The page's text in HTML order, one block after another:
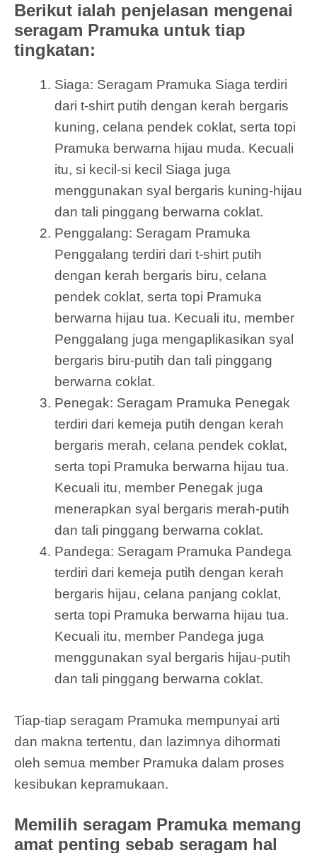
Berikut ialah penjelasan mengenai
seragam Pramuka untuk tiap
tingkatan:
Siaga: Seragam Pramuka Siaga terdiri
dari t-shirt putih dengan kerah bergaris
kuning, celana pendek coklat, serta topi
Pramuka berwarna hijau muda. Kecuali
itu, si kecil-si kecil Siaga juga
menggunakan syal bergaris kuning-hijau
dan tali pinggang berwarna coklat.
Penggalang: Seragam Pramuka
Penggalang terdiri dari t-shirt putih
dengan kerah bergaris biru, celana
pendek coklat, serta topi Pramuka
berwarna hijau tua. Kecuali itu, member
Penggalang juga mengaplikasikan syal
bergaris biru-putih dan tali pinggang
berwarna coklat.
Penegak: Seragam Pramuka Penegak
terdiri dari kemeja putih dengan kerah
bergaris merah, celana pendek coklat,
serta topi Pramuka berwarna hijau tua.
Kecuali itu, member Penegak juga
menerapkan syal bergaris merah-putih
dan tali pinggang berwarna coklat.
Pandega: Seragam Pramuka Pandega
terdiri dari kemeja putih dengan kerah
bergaris hijau, celana panjang coklat,
serta topi Pramuka berwarna hijau tua.
Kecuali itu, member Pandega juga
menggunakan syal bergaris hijau-putih
dan tali pinggang berwarna coklat.
Tiap-tiap seragam Pramuka mempunyai arti
dan makna tertentu, dan lazimnya dihormati
oleh semua member Pramuka dalam proses
kesibukan kepramukaan.
Memilih seragam Pramuka memang
amat penting sebab seragam hal